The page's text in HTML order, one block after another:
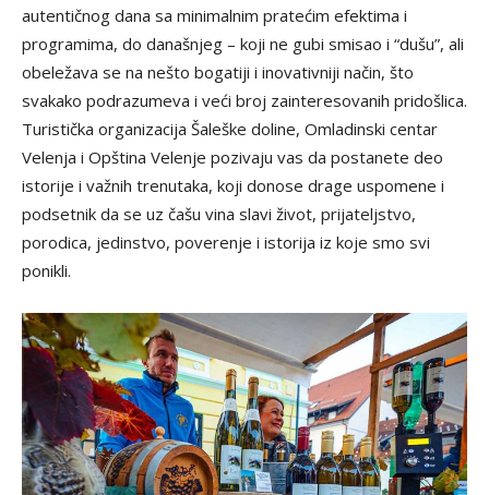
autentičnog dana sa minimalnim pratećim efektima i
programima, do današnjeg – koji ne gubi smisao i “dušu”, ali
obeležava se na nešto bogatiji i inovativniji način, što
svakako podrazumeva i veći broj zainteresovanih pridošlica.
Turistička organizacija Šaleške doline, Omladinski centar
Velenja i Opština Velenje pozivaju vas da postanete deo
istorije i važnih trenutaka, koji donose drage uspomene i
podsetnik da se uz čašu vina slavi život, prijateljstvo,
porodica, jedinstvo, poverenje i istorija iz koje smo svi
ponikli.